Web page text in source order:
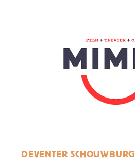
DEVENTER SCHOUWBURG